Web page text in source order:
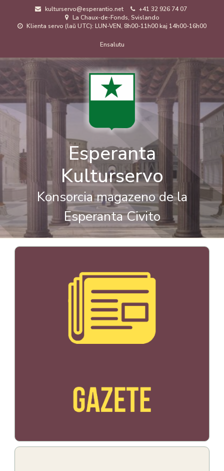
kulturservo@esperantio.net
+41 32 926 74 07
La Chaux-de-Fonds, Svislando
Klienta servo (laŭ UTC): LUN-VEN, 8h00-11h00 kaj 14h00-16h00
de
uzanto
Ensalutu
Esperanta
Kulturservo
Konsorcia magazeno de la
Esperanta Civito
Bildo
Bildo